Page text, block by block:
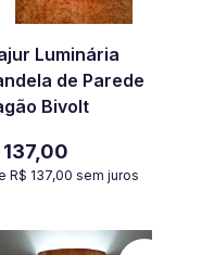
Luminária
de Parede
Bivolt
137,00
R$ 137,00 sem juros